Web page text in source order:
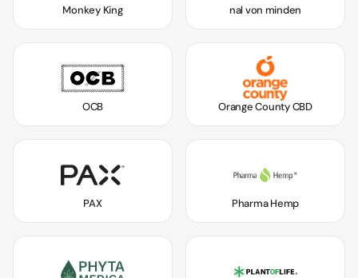
Monkey King nal von minden
OCB Orange County CBD
PAX Pharma Hemp